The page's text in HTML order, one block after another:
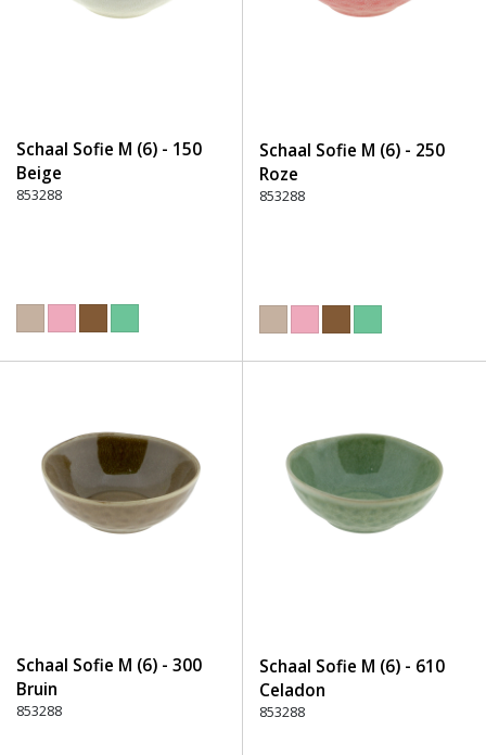
Schaal Sofie M (6) - 150
Beige
853288
Schaal Sofie M (6) - 250
Roze
853288
Schaal Sofie M (6) - 300
Bruin
853288
Schaal Sofie M (6) - 610
Celadon
853288